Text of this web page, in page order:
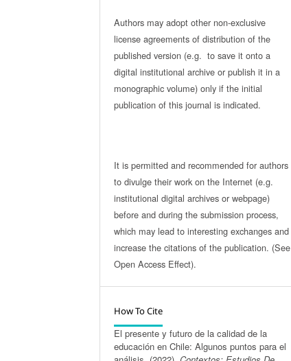
Authors may adopt other non-exclusive
license agreements of distribution of the
published version (e.g. to save it onto a
digital institutional archive or publish it in a
monographic volume) only if the initial
publication of this journal is indicated.
It is permitted and recommended for authors
to divulge their work on the Internet (e.g.
institutional digital archives or webpage)
before and during the submission process,
which may lead to interesting exchanges and
increase the citations of the publication. (See
Open Access Effect).
How To Cite
El presente y futuro de la calidad de la
educación en Chile: Algunos puntos para el